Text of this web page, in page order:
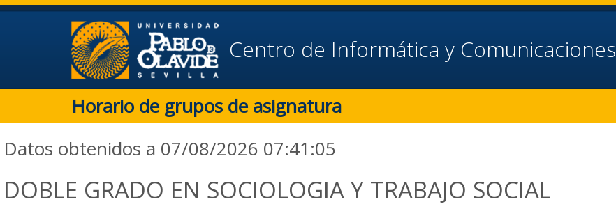
Centro de Informática y Comunicaciones
Horario de grupos de asignatura
Datos obtenidos a 07/08/2026 07:41:05
DOBLE GRADO EN SOCIOLOGIA Y TRABAJO SOCIAL